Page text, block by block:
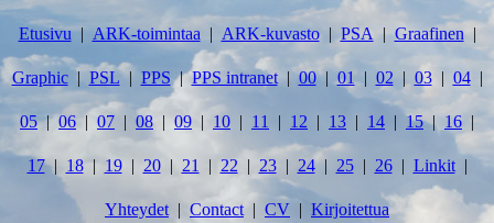
Etusivu ARK-toimintaa ARK-kuvasto PSA Graafinen
Graphic PSL PPS PPS intranet 00 01 02 03 04
05 06 07 08 09 10 11 12 13 14 15 16
17 18 19 20 21 22 23 24 25 26 Linkit
Yhteydet Contact CV Kirjoitettua